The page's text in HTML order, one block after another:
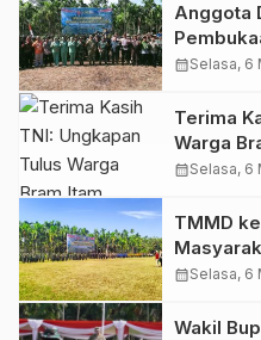
Anggota
Itam
calendar_monthSelasa, 6
Terima
Warga
TMMD
calendar_monthSelasa, 6
TMMD
Tujuan
calendar_monthSelasa, 6
Wakil